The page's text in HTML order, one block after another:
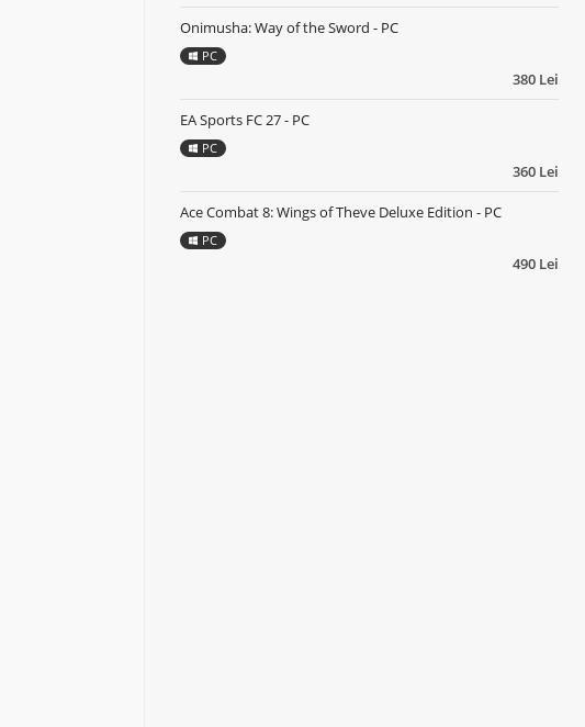
380 Lei
Onimusha: Way of the Sword - PC
PC
360 Lei
EA Sports FC 27 - PC
PC
490 Lei
Ace Combat 8: Wings of Theve Deluxe Edition - PC
PC